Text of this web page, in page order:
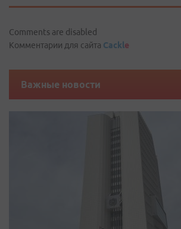
Comments are disabled
Комментарии для сайта Cackle
Важные новости